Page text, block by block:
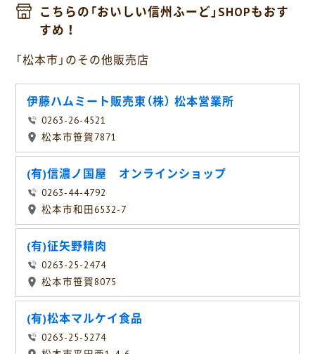
こちらの「おいしい信州ふーど」SHOPもおす
すめ！
「松本市」のその他販売店
伊藤ハムミート販売東（株） 松本営業所
0263-26-4521
松本市笹賀7871
(有)信濃ノ国屋 オンラインショップ
0263-44-4792
松本市和田6532-7
(有)征矢野精肉
0263-25-2474
松本市笹賀8075
(有)松本マルケイ食品
0263-25-5274